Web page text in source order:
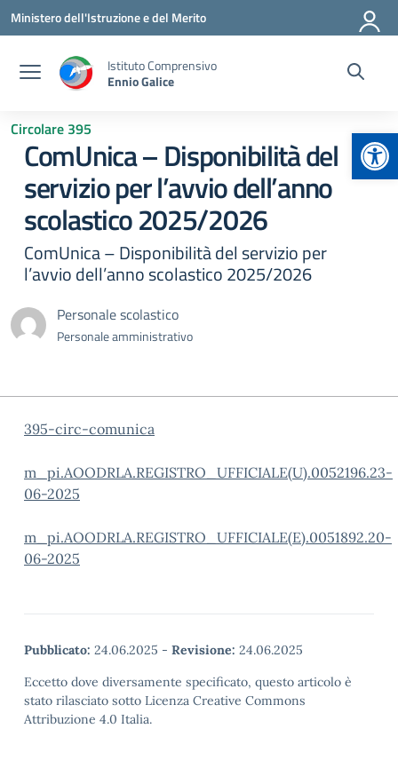
Vai ai contenuti
Vai al menu di navigazione
Vai al footer
Ministero dell'Istruzione e del Merito
Istituto Comprensivo
Ennio Galice
Circolare 395
ComUnica – Disponibilità del
servizio per l’avvio dell’anno
scolastico 2025/2026
ComUnica – Disponibilità del servizio per
l’avvio dell’anno scolastico 2025/2026
Personale scolastico
Personale amministrativo
395-circ-comunica
m_pi.AOODRLA.REGISTRO_UFFICIALE(U).0052196.23-
06-2025
m_pi.AOODRLA.REGISTRO_UFFICIALE(E).0051892.20-
06-2025
Pubblicato: 24.06.2025 - Revisione: 24.06.2025
Eccetto dove diversamente specificato, questo articolo è
stato rilasciato sotto Licenza Creative Commons
Attribuzione 4.0 Italia.